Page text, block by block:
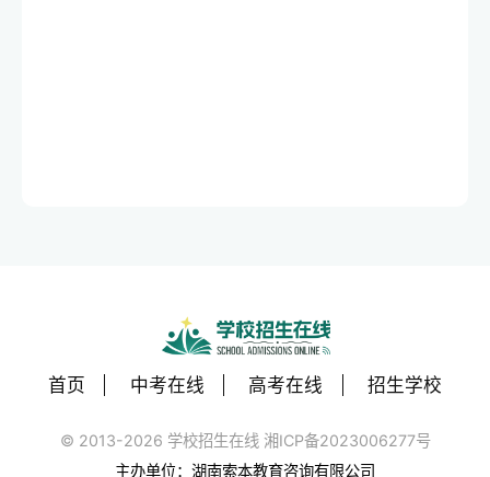
首页 中考在线 高考在线 招生学校
© 2013-2026 学校招生在线 湘ICP备2023006277号
主办单位：湖南索本教育咨询有限公司